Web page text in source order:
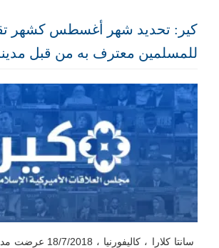
كير: تحديد شهر أغسطس كشهر
للمسلمين معترف به من قبل مدينة
سانتا كلارا ، كاليفورنيا ،